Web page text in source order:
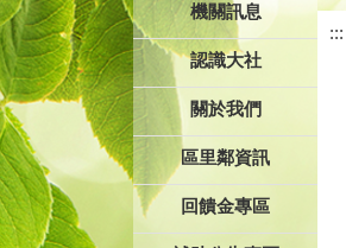
機關訊息
認識大社
關於我們
區里鄰資訊
回饋金專區
:::